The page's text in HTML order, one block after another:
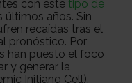
con este tipo de
últimos años. Sin
recaídas tras el
pronóstico. Por
han puesto el foco
y generar la
Initiang Cell),